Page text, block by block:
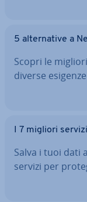
5 al­ter­na­ti­ve a
Scopri le
diverse
I 7 migliori
Salva i tuoi dati
servizi per